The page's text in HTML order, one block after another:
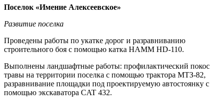
Поселок «Имение Алексеевское»
Развитие поселка
Проведены работы по укатке дорог и разравниванию
строительного боя с помощью катка HAMM HD-110.
Выполнены ландшафтные работы: профилактический покос
травы на территории поселка с помощью трактора МТЗ-82,
разравнивание площадки под проектируемую автостоянку с
помощью экскаватора CAT 432.